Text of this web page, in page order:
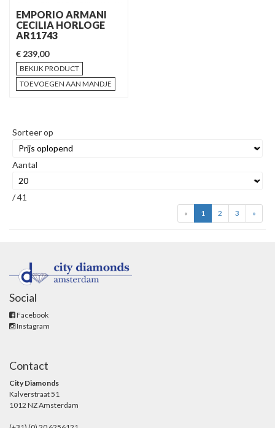
EMPORIO ARMANI
CECILIA HORLOGE
AR11743
€ 239,00
BEKIJK PRODUCT
TOEVOEGEN AAN MANDJE
Sorteer op
Aantal
/ 41
« 1 2 3 »
Social
Facebook
Instagram
Contact
City Diamonds
Kalverstraat 51
1012 NZ Amsterdam